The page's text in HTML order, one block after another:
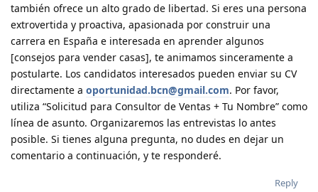
también ofrece un alto grado de libertad. Si eres una persona
extrovertida y proactiva, apasionada por construir una
carrera en España e interesada en aprender algunos
[consejos para vender casas], te animamos sinceramente a
postularte. Los candidatos interesados pueden enviar su CV
directamente a oportunidad.bcn@gmail.com. Por favor,
utiliza “Solicitud para Consultor de Ventas + Tu Nombre” como
línea de asunto. Organizaremos las entrevistas lo antes
posible. Si tienes alguna pregunta, no dudes en dejar un
comentario a continuación, y te responderé.
Reply